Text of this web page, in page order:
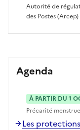
Autorité de
des Postes (Arcep)
Agenda
À PARTIR DU 1
Précarité
Les